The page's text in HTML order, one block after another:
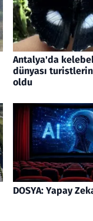
Antalya'da
dünyası
oldu
DOSYA: Yapay